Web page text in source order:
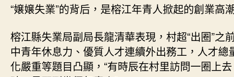
“嬢嬢失業”的背后，是榕江年青人掀起的創業高
榕江縣失業局副局長龍清華表現，村超“出圈”之
中青年休息力、優質人才連續外出務工，人才總
化嚴重等題目凸顯，“有時辰在村里訪問一圈上